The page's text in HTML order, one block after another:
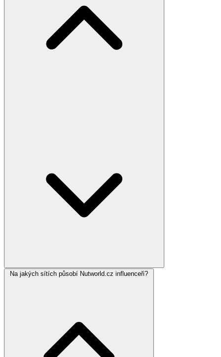
Na jakých sítích působí Nutworld.cz influenceři?